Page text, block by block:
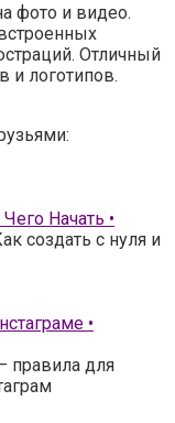
фото и видео.
Отличный
и логотипов.
Начать •
создать с нуля и
•
правила для